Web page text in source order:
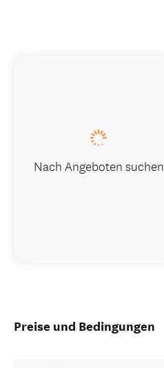
Preise und Bedingungen
Nach Angeboten suchen